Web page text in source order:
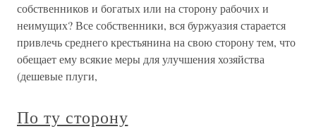
собственников и богатых или на сторону рабочих и
неимущих? Все собственники, вся буржуазия старается
привлечь среднего крестьянина на свою сторону тем, что
обещает ему всякие меры для улучшения хозяйства
(дешевые плуги,
По ту сторону